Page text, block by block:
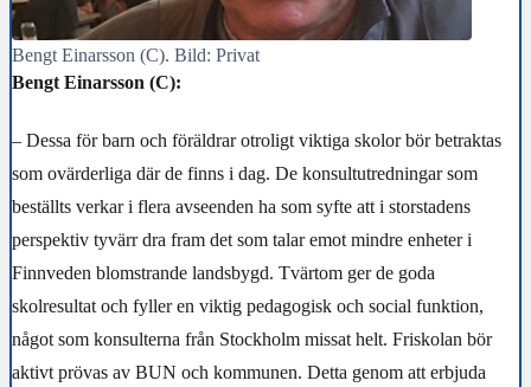
Bengt Einarsson (C). Bild: Privat
Bengt Einarsson (C):
– Dessa för barn och föräldrar otroligt viktiga skolor bör betraktas
som ovärderliga där de finns i dag. De konsultutredningar som
beställts verkar i flera avseenden ha som syfte att i storstadens
perspektiv tyvärr dra fram det som talar emot mindre enheter i
Finnveden blomstrande landsbygd. Tvärtom ger de goda
skolresultat och fyller en viktig pedagogisk och social funktion,
något som konsulterna från Stockholm missat helt. Friskolan bör
aktivt prövas av BUN och kommunen. Detta genom att erbjuda